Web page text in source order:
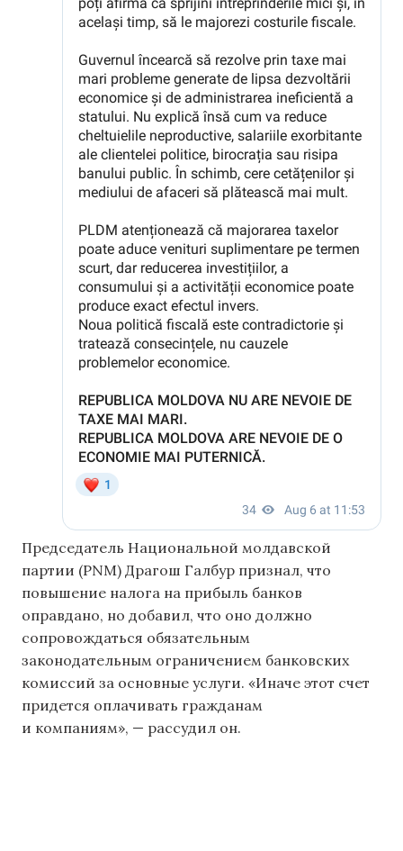
Председатель Национальной молдавской
партии (PNM) Драгош Галбур признал, что
повышение налога на прибыль банков
оправдано, но добавил, что оно должно
сопровождаться обязательным
законодательным ограничением банковских
комиссий за основные услуги. «Иначе этот счет
придется оплачивать гражданам
и компаниям», — рассудил он.